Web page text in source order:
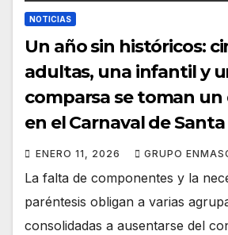
NOTICIAS
Un año sin históricos:
adultas, una infantil y
comparsa se toman un
en el Carnaval de
ENERO 11, 2026 GRUPO
La falta de componentes y la
paréntesis obligan a varias
consolidadas a ausentarse del